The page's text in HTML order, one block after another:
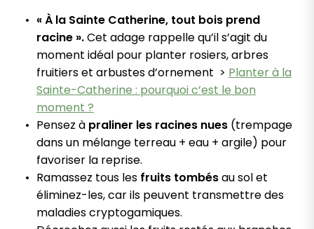
« À la Sainte Catherine, tout bois prend
racine ».Cet adage rappelle qu’il s’agit du
moment idéal pour planter rosiers, arbres
fruitiers et arbustes d’ornement > Planter à la
Sainte-Catherine : pourquoi c’est le bon
moment ?
Pensez à praliner les racines nues (trempage
dans un mélange terreau + eau + argile) pour
favoriser la reprise.
Ramassez tous les fruits tombésau sol et
éliminez-les, car ils peuvent transmettre des
maladies cryptogamiques.